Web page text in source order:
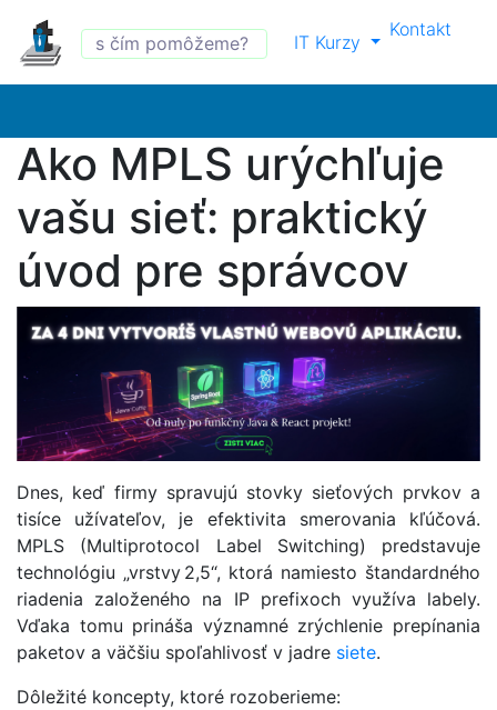
IT Kurzy
Kontakt
Ako MPLS urýchľuje
vašu sieť: praktický
úvod pre správcov
Dnes, keď firmy spravujú stovky sieťových prvkov a
tisíce užívateľov, je efektivita smerovania kľúčová.
MPLS (Multiprotocol Label Switching) predstavuje
technológiu „vrstvy 2,5“, ktorá namiesto štandardného
riadenia založeného na IP prefixoch využíva labely.
Vďaka tomu prináša významné zrýchlenie prepínania
paketov a väčšiu spoľahlivosť v jadre siete.
Dôležité koncepty, ktoré rozoberieme: